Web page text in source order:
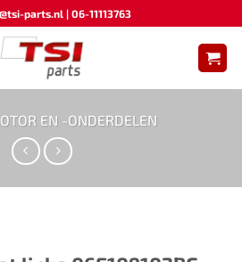
parts.nl | 06-11113763
EN -ONDERDELEN